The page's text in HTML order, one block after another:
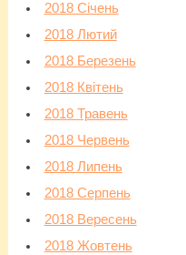
2018 Січень
2018 Лютий
2018 Березень
2018 Квітень
2018 Травень
2018 Червень
2018 Липень
2018 Серпень
2018 Вересень
2018 Жовтень